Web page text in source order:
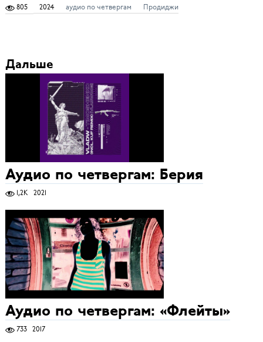
805 2024 аудио по четвергам Продиджи
Дальше
Аудио по четвергам: Берия
1,2K 2021
Аудио по четвергам: «Флейты»
733 2017